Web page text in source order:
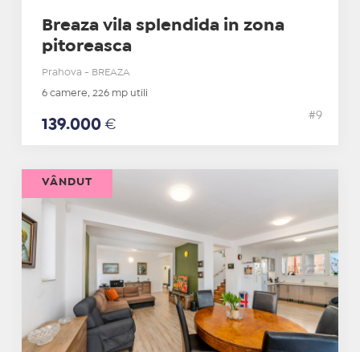
Breaza vila splendida in zona
pitoreasca
Prahova - BREAZA
6 camere, 226 mp utili
139.000 €
#9
VÂNDUT